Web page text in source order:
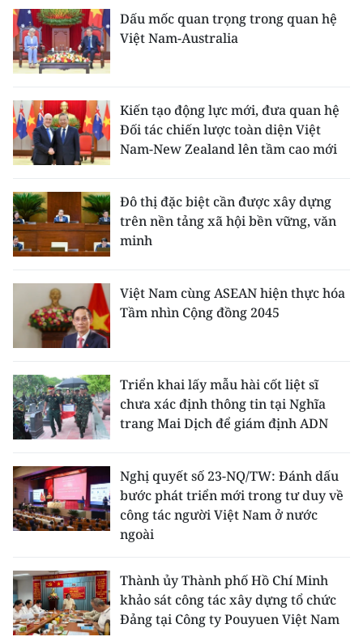
Dấu mốc quan trọng trong quan hệ
Việt Nam-Australia
Kiến tạo động lực mới, đưa quan hệ
Đối tác chiến lược toàn diện Việt
Nam-New Zealand lên tầm cao mới
Đô thị đặc biệt cần được xây dựng
trên nền tảng xã hội bền vững, văn
minh
Việt Nam cùng ASEAN hiện thực hóa
Tầm nhìn Cộng đồng 2045
Triển khai lấy mẫu hài cốt liệt sĩ
chưa xác định thông tin tại Nghĩa
trang Mai Dịch để giám định ADN
Nghị quyết số 23-NQ/TW: Đánh dấu
bước phát triển mới trong tư duy về
công tác người Việt Nam ở nước
ngoài
Thành ủy Thành phố Hồ Chí Minh
khảo sát công tác xây dựng tổ chức
Đảng tại Công ty Pouyuen Việt Nam